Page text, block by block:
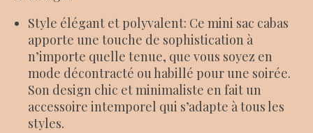
Style élégant et polyvalent: Ce mini sac cabas
apporte une touche de sophistication à
n’importe quelle tenue, que vous soyez en
mode décontracté ou habillé pour une soirée.
Son design chic et minimaliste en fait un
accessoire intemporel qui s’adapte à tous les
styles.